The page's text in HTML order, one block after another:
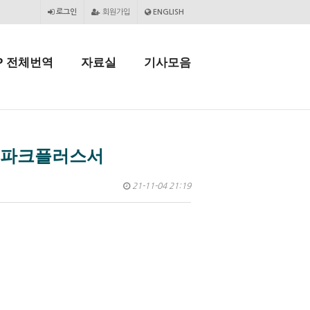
ENGLISH
회원가입
로그인
전체번역 자료실 기사모음
크플러스서
21-11-04 21:19